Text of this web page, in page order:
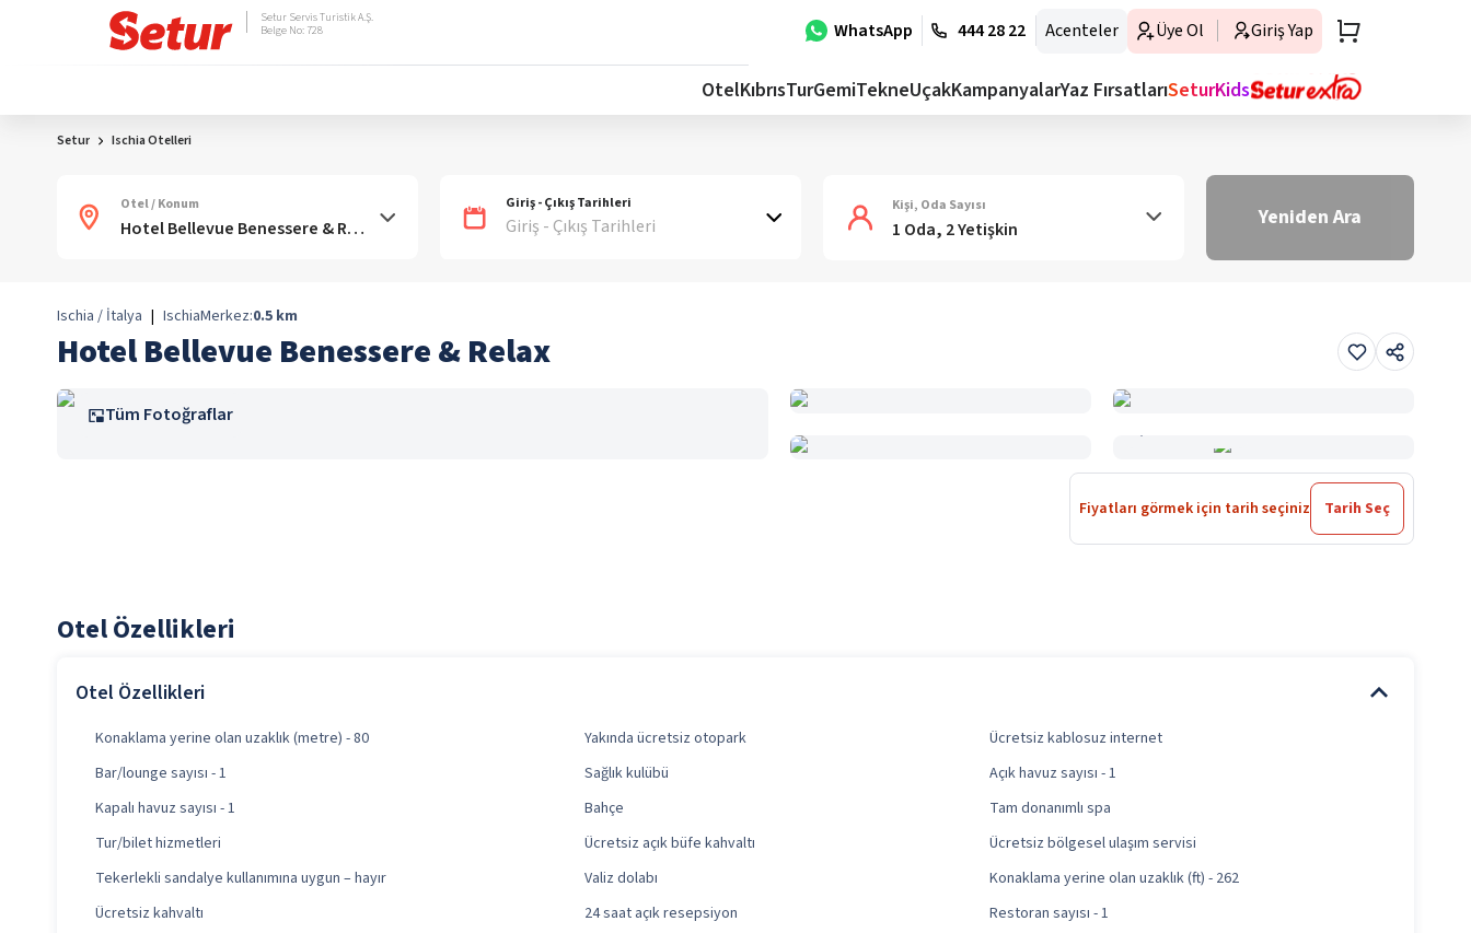
WhatsApp 444 28 22 Acenteler Üye Ol Giriş Yap
Setur Servis Turistik A.Ş.
Belge No: 728
OtelKıbrısTurGemiTekneUçakKampanyalarYaz FırsatlarıSeturKids
Setur Ischia Otelleri
Otel / Konum Giriş - Çıkış Tarihleri
Giriş - Çıkış Tarihleri
Kişi, Oda Sayısı
1 Oda, 2 Yetişkin Yeniden Ara
Ischia / İtalya | IschiaMerkez:0.5 km
Hotel Bellevue Benessere & Relax
Tüm Fotoğraflar
Fiyatları görmek için tarih seçiniz Tarih Seç
Otel Özellikleri
Otel Özellikleri
Konaklama yerine olan uzaklık (metre) - 80 Yakında ücretsiz otopark
Ücretsiz kablosuz internet
Bar/lounge sayısı - 1
Sağlık kulübü
Açık havuz sayısı - 1
Kapalı havuz sayısı - 1
Bahçe
Tam donanımlı spa
Tur/bilet hizmetleri
Ücretsiz açık büfe kahvaltı
Ücretsiz bölgesel ulaşım servisi
Tekerlekli sandalye kullanımına uygun – hayır
Valiz dolabı
Konaklama yerine olan uzaklık (ft) - 262
Ücretsiz kahvaltı
24 saat açık resepsiyon
Restoran sayısı - 1